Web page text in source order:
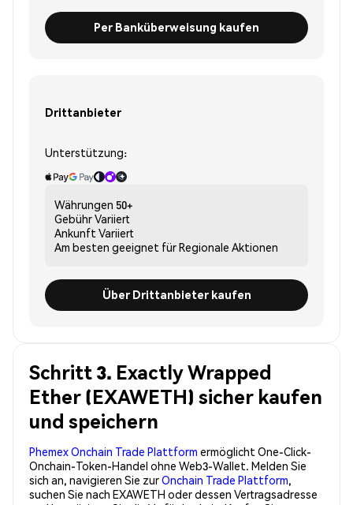
Per Banküberweisung kaufen
Drittanbieter
Unterstützung:
Währungen 50+
GebührVariiert
Ankunft Variiert
Am besten geeignet fürRegionale Aktionen
Über Drittanbieter kaufen
Schritt 3. Exactly Wrapped
Ether (EXAWETH) sicher kaufen
und speichern
Phemex Onchain Trade Plattform ermöglicht One-Click-
Onchain-Token-Handel ohne Web3-Wallet. Melden Sie
sich an, navigieren Sie zurOnchain Trade Plattform,
suchen Sie nach EXAWETH oder dessen Vertragsadresse